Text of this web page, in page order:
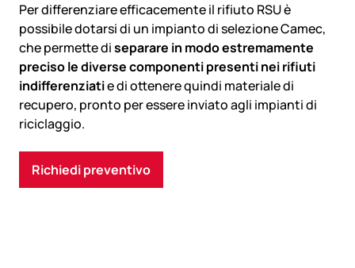
Per differenziare efficacemente il rifiuto RSU è
possibile dotarsi di un impianto di selezione Camec,
che permette diseparare in modo estremamente
preciso le diverse componenti presenti nei rifiuti
indifferenziatie di ottenere quindi materiale di
recupero, pronto per essere inviato agli impianti di
riciclaggio.
Richiedi preventivo